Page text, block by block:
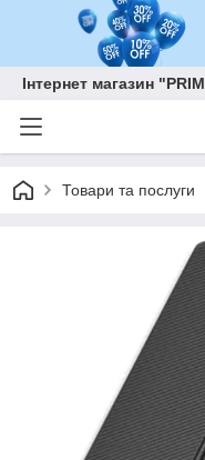
Інтернет магазин
Товари та послуги